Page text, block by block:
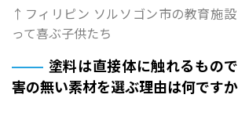
↑フィリピン ソルソゴン市の教育施
って喜ぶ子供たち
塗料は直接体に触れるもの
害の無い素材を選ぶ理由は何です